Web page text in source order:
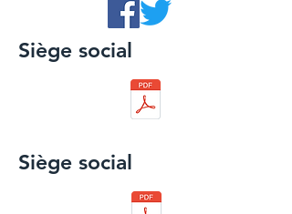
Siège social
Siège social